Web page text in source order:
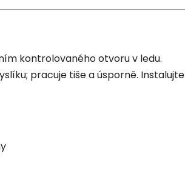
kontrolovaného otvoru v ledu.
pracuje tiše a úsporně. Instalujte